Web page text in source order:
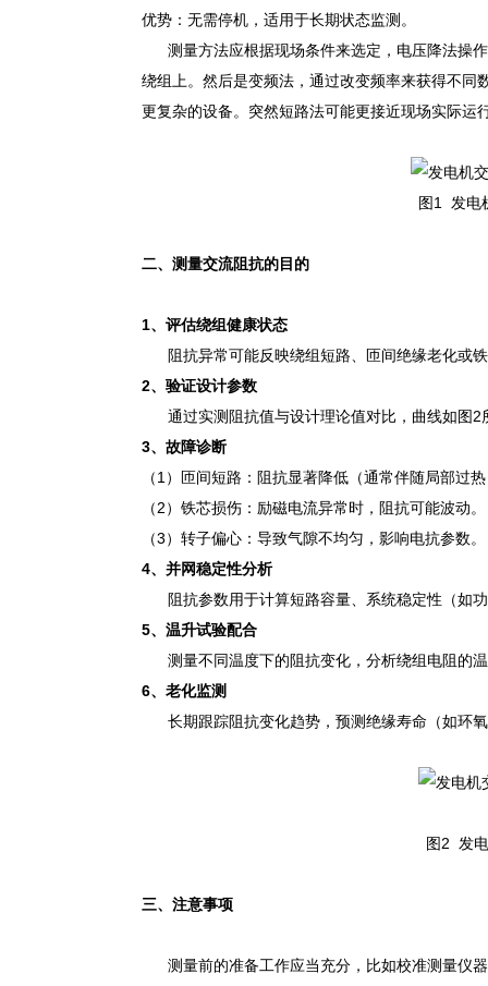
优势：无需停机，适用于长期状态监测。
测量方法应根据现场条件来选定，电压降法操
绕组上。然后是变频法，通过改变频率来获得不同
更复杂的设备。突然短路法可能更接近现场实际运
图1 发电
二、测量交流阻抗的目的
1、 评估绕组健康状态
阻抗异常可能反映绕组短路、匝间绝缘老化或
2、 验证设计参数
通过实测阻抗值与设计理论值对比，曲线如图2
3、 故障诊断
（1）匝间短路：阻抗显著降低（通常伴随局部过
（2）铁芯损伤：励磁电流异常时，阻抗可能波动。
（3）转子偏心：导致气隙不均匀，影响电抗参数。
4、 并网稳定性分析
阻抗参数用于计算短路容量、系统稳定性（如
5、 温升试验配合
测量不同温度下的阻抗变化，分析绕组电阻的
6、 老化监测
长期跟踪阻抗变化趋势，预测绝缘寿命（如环
图2 发
三、注意事项
测量前的准备工作应当充分，比如校准测量仪